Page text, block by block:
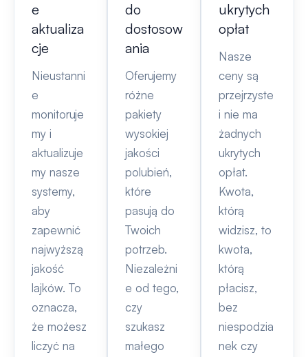
e
aktualiza
cje
Nieustanni
e
monitoruje
my i
aktualizuje
my nasze
systemy,
aby
zapewnić
najwyższą
jakość
lajków. To
oznacza,
że możesz
liczyć na
do
dostosow
ania
Oferujemy
różne
pakiety
wysokiej
jakości
polubień,
które
pasują do
Twoich
potrzeb.
Niezależni
e od tego,
czy
szukasz
małego
ukrytych
opłat
Nasze
ceny są
przejrzyste
i nie ma
żadnych
ukrytych
opłat.
Kwota,
którą
widzisz, to
kwota,
którą
płacisz,
bez
niespodzia
nek czy